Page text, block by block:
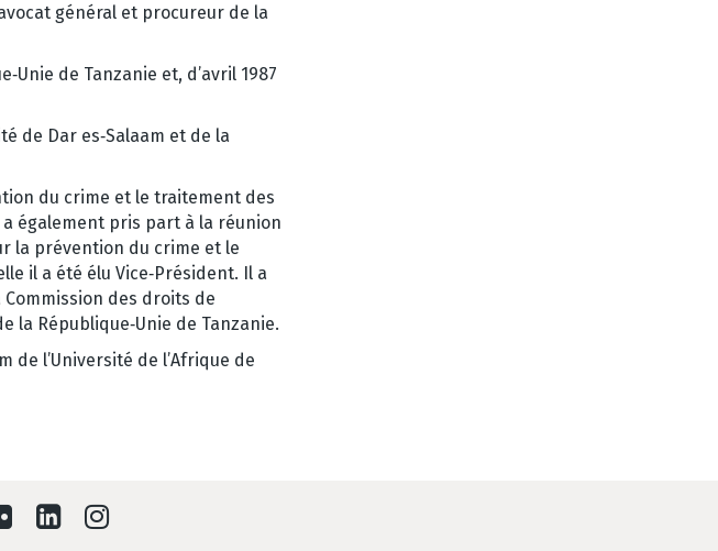
général et procureur de la
de Tanzanie et, d’avril 1987
de Dar es‑Salaam et de la
du crime et le traitement des
a également pris part à la réunion
la prévention du crime et le
il a été élu Vice‑Président. Il a
des droits de
la République‑Unie de Tanzanie.
de l’Université de l’Afrique de